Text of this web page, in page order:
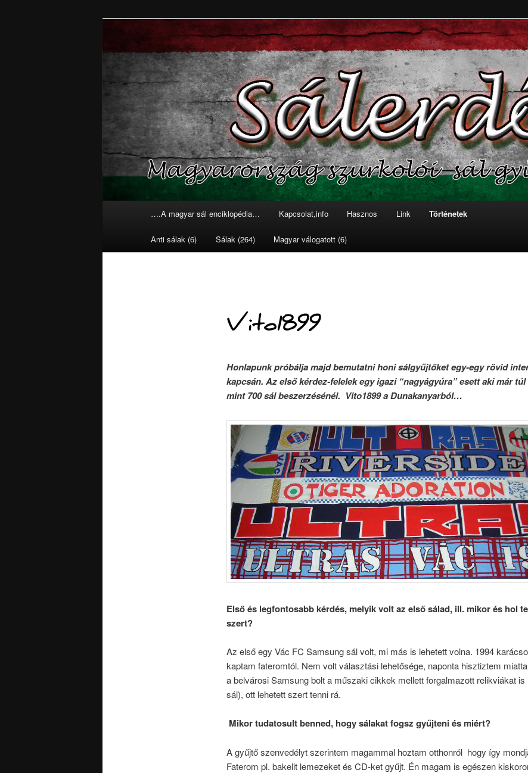
Magyarország szurkolói sálgyűjteménye
Tovább az elsődleges tartalomra
Tovább a másodlagos tartalomra
….A magyar sál enciklopédia… Kapcsolat,info Hasznos Link Történetek
Anti sálak (6) Sálak (264) Magyar válogatott (6)
Vito1899
Honlapunk próbálja majd bemutatni honi sálgyűjtőket egy-egy rövid
kapcsán. Az első kérdez-felelek egy igazi “nagyágyúra” esett aki már
mint 700 sál beszerzésénél. Vito1899 a Dunakanyarból…
Első és legfontosabb kérdés, melyik volt az első sálad, ill. mikor és hol
szert?
Az első egy Vác FC Samsung sál volt, mi más is lehetett volna. 1994
kaptam fateromtól. Nem volt választási lehetősége, naponta hisztiztem
a belvárosi Samsung bolt a műszaki cikkek mellett forgalmazott relikviákat is
sál), ott lehetett szert tenni rá.
Mikor tudatosult benned, hogy sálakat fogsz gyűjteni és miért?
A gyűjtő szenvedélyt szerintem magammal hoztam otthonról hogy így
Faterom pl. bakelit lemezeket és CD-ket gyűjt. Én magam is egészen